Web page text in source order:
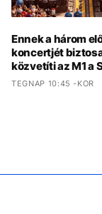
Ennek a három
koncertjét
közvetíti az M1 a
TEGNAP 10:45 -KOR